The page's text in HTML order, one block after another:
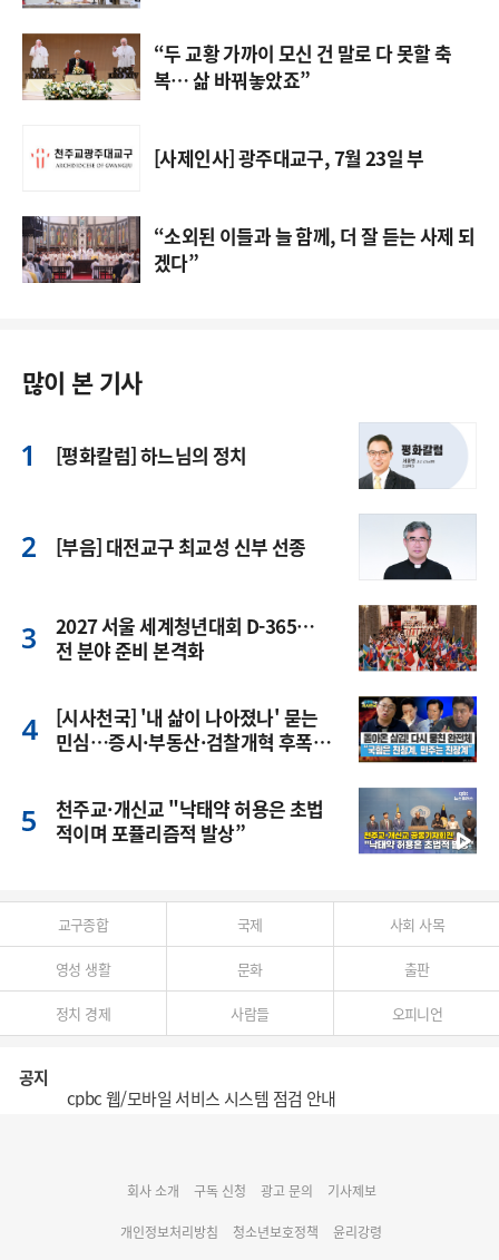
“두 교황 가까이 모신 건 말로 다 못할 축
복… 삶 바꿔놓았죠”
[사제인사] 광주대교구, 7월 23일 부
“소외된 이들과 늘 함께, 더 잘 듣는 사제 되
겠다”
많이 본 기사
[평화칼럼] 하느님의 정치
[부음] 대전교구 최교성 신부 선종
2027 서울 세계청년대회 D-365…
전 분야 준비 본격화
[시사천국] '내 삶이 나아졌나' 묻는
민심…증시·부동산·검찰개혁 후폭
천주교·개신교 "낙태약 허용은 초법
적이며 포퓰리즘적 발상”
교구종합 국제 사회 사목
영성 생활 문화 출판
정치 경제 사람들 오피니언
공지
명동 미디어큐브 & 1898 미디어월 공모전 수상작 발표
회사 소개 구독 신청 광고 문의 기사제보
개인정보처리방침 청소년보호정책 윤리강령